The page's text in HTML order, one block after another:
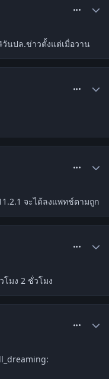
วันปล.ข่าวตั้งแต่เมื่อวาน
จะได้ลงแพทช์ตามถูก
โมง 2 ชั่วโมง